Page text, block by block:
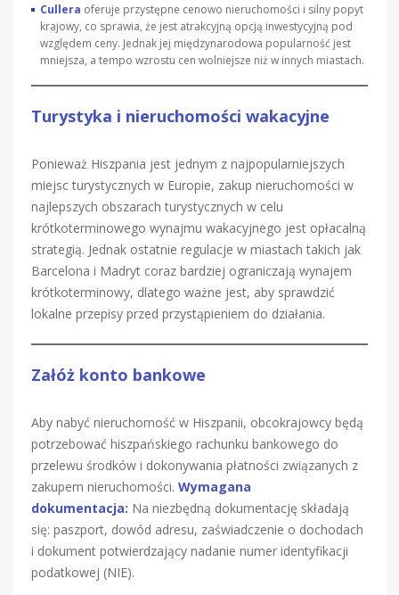
Cullera oferuje przystępne cenowo nieruchomości i silny popyt
krajowy, co sprawia, że jest atrakcyjną opcją inwestycyjną pod
względem ceny. Jednak jej międzynarodowa popularność jest
mniejsza, a tempo wzrostu cen wolniejsze niż w innych miastach.
Turystyka i nieruchomości wakacyjne
Ponieważ Hiszpania jest jednym z najpopularniejszych
miejsc turystycznych w Europie, zakup nieruchomości w
najlepszych obszarach turystycznych w celu
krótkoterminowego wynajmu wakacyjnego jest opłacalną
strategią. Jednak ostatnie regulacje w miastach takich jak
Barcelona i Madryt coraz bardziej ograniczają wynajem
krótkoterminowy, dlatego ważne jest, aby sprawdzić
lokalne przepisy przed przystąpieniem do działania.
Załóż konto bankowe
Aby nabyć nieruchomość w Hiszpanii, obcokrajowcy będą
potrzebować hiszpańskiego rachunku bankowego do
przelewu środków i dokonywania płatności związanych z
zakupem nieruchomości. Wymagana
dokumentacja: Na niezbędną dokumentację składają
się: paszport, dowód adresu, zaświadczenie o dochodach
i dokument potwierdzający nadanie numer identyfikacji
podatkowej (NIE).